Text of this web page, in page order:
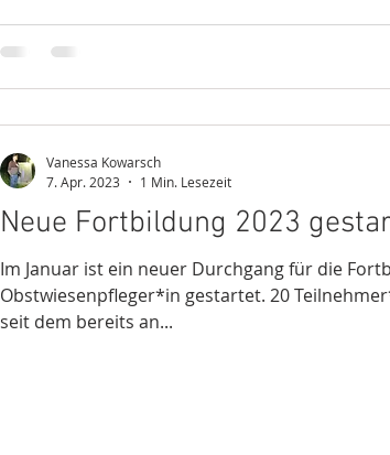
Neue Fortbildung 2023
Im Januar ist ein neuer Durchgang für die
Obstwiesenpfleger*in gestartet. 20
seit dem bereits an...
Vanessa Kowarsch
7. Apr. 2023
1 Min. Lesezeit